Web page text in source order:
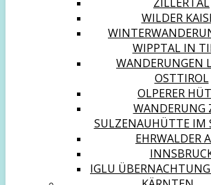
WILDER
WIPPTAL IN
WANDERUNGEN
OSTTIROL
OLPERER
WANDERUNG
SULZENAUHÜTTE IM
EHRWALDER
IGLU